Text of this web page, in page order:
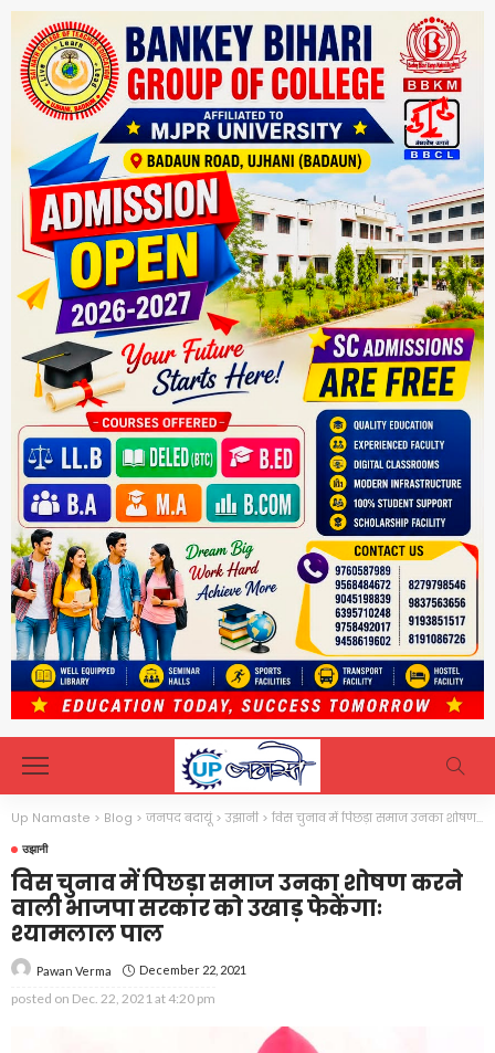
Up Namaste > Blog > जनपद बदायूं>उझानी >विस चुनाव में पिछड़ा समाज उनका शोषण करने वाली भाजपा सरकार को उखाड़ फेकेंगाः श्यामलाल पाल
उझानी
विस चुनाव में पिछड़ा समाज उनका शोषण करने
वाली भाजपा सरकार को उखाड़ फेकेंगाः
श्यामलाल पाल
Pawan Verma December 22, 2021
posted on Dec. 22, 2021 at 4:20 pm